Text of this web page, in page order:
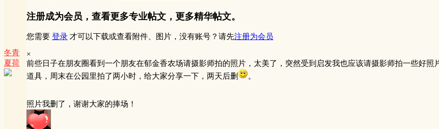
冬青
夏荷
注册成为会员，查看更多专业帖文，更多精华帖文。
您需要 登录 才可以下载或查看附件、图片，没有账号？请先注册为会员
×
前些日子在朋友圈看到一个朋友在郁金香农场请摄影师拍的照片，太美了，突然受到启发我也应该请摄影师拍一些好
道具，周末在公园里拍了两小时，给大家分享一下，两天后删
。
照片我删了，谢谢大家的捧场！